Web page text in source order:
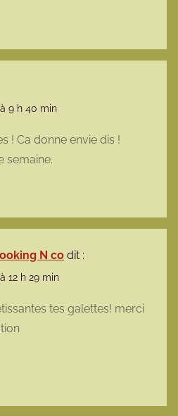
9 h 40 min
! Ca donne envie dis !
semaine.
N co dit :
12 h 29 min
tes galettes! merci